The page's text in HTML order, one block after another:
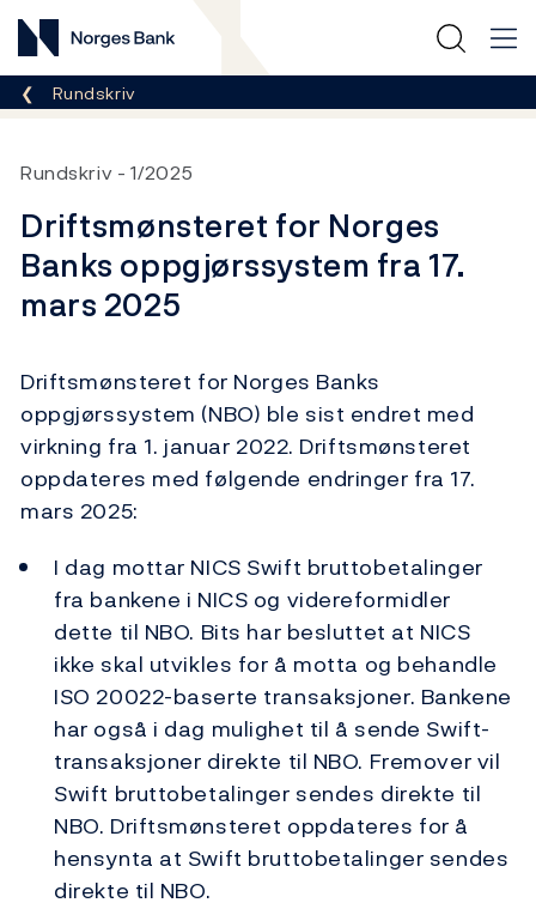
Norges Bank
Her er du nå:
Rundskriv
Rundskriv 1/2025
Driftsmønsteret for Norges
Banks oppgjørssystem fra 17.
mars 2025
Driftsmønsteret for Norges Banks
oppgjørssystem (NBO) ble sist endret med
virkning fra 1. januar 2022. Driftsmønsteret
oppdateres med følgende endringer fra 17.
mars 2025:
I dag mottar NICS Swift bruttobetalinger
fra bankene i NICS og videreformidler
dette til NBO. Bits har besluttet at NICS
ikke skal utvikles for å motta og behandle
ISO 20022-baserte transaksjoner. Bankene
har også i dag mulighet til å sende Swift-
transaksjoner direkte til NBO. Fremover vil
Swift bruttobetalinger sendes direkte til
NBO. Driftsmønsteret oppdateres for å
hensynta at Swift bruttobetalinger sendes
direkte til NBO.